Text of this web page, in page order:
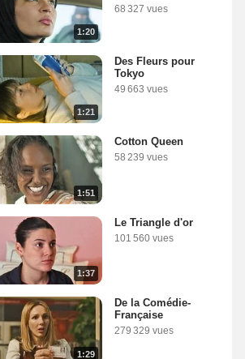
1:20
68 327 vues
1:21
Des Fleurs pour
Tokyo
49 663 vues
1:51
Cotton Queen
58 239 vues
1:37
Le Triangle d'or
101 560 vues
1:29
De la Comédie-
Française
279 329 vues